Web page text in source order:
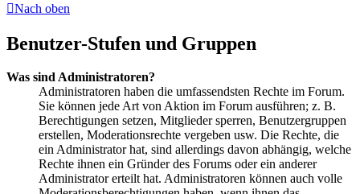
Nach oben
Benutzer-Stufen und Gruppen
Was sind Administratoren?
Administratoren haben die umfassendsten Rechte im Forum.
Sie können jede Art von Aktion im Forum ausführen; z. B.
Berechtigungen setzen, Mitglieder sperren, Benutzergruppen
erstellen, Moderationsrechte vergeben usw. Die Rechte, die
ein Administrator hat, sind allerdings davon abhängig, welche
Rechte ihnen ein Gründer des Forums oder ein anderer
Administrator erteilt hat. Administratoren können auch volle